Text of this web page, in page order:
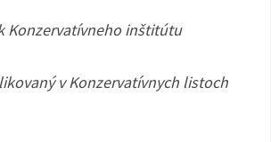
Konzervatívneho inštitútu
v Konzervatívnych listoch